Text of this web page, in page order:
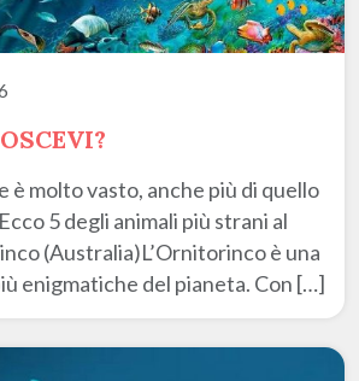
è molto vasto, anche più di quello
5 degli animali più strani al
(Australia)L’Ornitorinco è una
enigmatiche del pianeta. Con […]